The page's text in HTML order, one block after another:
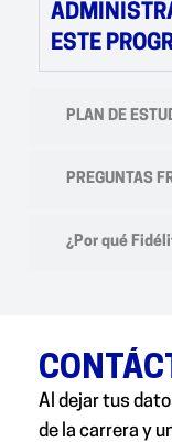
PLAN DE
PREGUNTAS
¿Por qué
ESTE
Al dejar tus
de la carrera y